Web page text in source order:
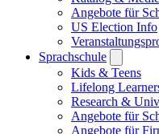
Angebote für
US Election Info
Sprachschule
submenu
Kids & Teens
Lifelong
Research &
Angebote für
Angebote für